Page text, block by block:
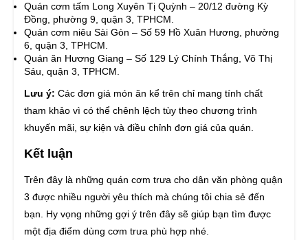
Quán cơm tấm Long Xuyên Tị Quỳnh – 20/12 đường Kỳ
Đồng, phường 9, quận 3, TPHCM.
Quán cơm niêu Sài Gòn – Số 59 Hồ Xuân Hương, phường
6, quận 3, TPHCM.
Quán ăn Hương Giang – Số 129 Lý Chính Thắng, Võ Thị
Sáu, quận 3, TPHCM.
Lưu ý: Các đơn giá món ăn kể trên chỉ mang tính chất
tham khảo vì có thể chênh lệch tùy theo chương trình
khuyến mãi, sự kiện và điều chỉnh đơn giá của quán.
Kết luận
Trên đây là những quán cơm trưa cho dân văn phòng quận
3 được nhiều người yêu thích mà chúng tôi chia sẻ đến
bạn. Hy vọng những gợi ý trên đây sẽ giúp bạn tìm được
một địa điểm dùng cơm trưa phù hợp nhé.